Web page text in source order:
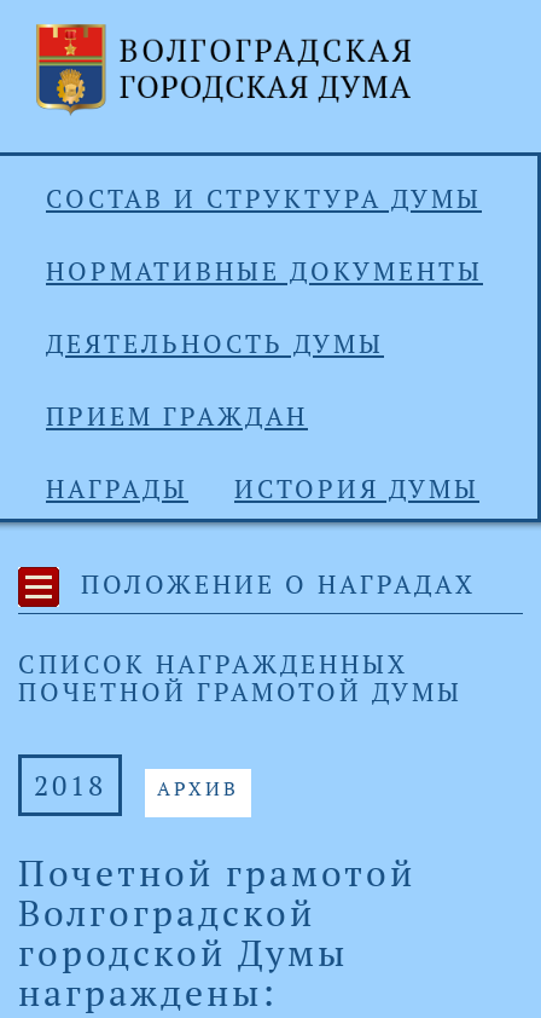
СОСТАВ И СТРУКТУРА ДУМЫ
НОРМАТИВНЫЕ ДОКУМЕНТЫ
ДЕЯТЕЛЬНОСТЬ ДУМЫ
ПРИЕМ ГРАЖДАН
НАГРАДЫ ИСТОРИЯ ДУМЫ
ПОЛОЖЕНИЕ О НАГРАДАХ
СПИСОК НАГРАЖДЕННЫХ
ПОЧЕТНОЙ ГРАМОТОЙ ДУМЫ
2018 АРХИВ
Почетной грамотой
Волгоградской
городской Думы
награждены: